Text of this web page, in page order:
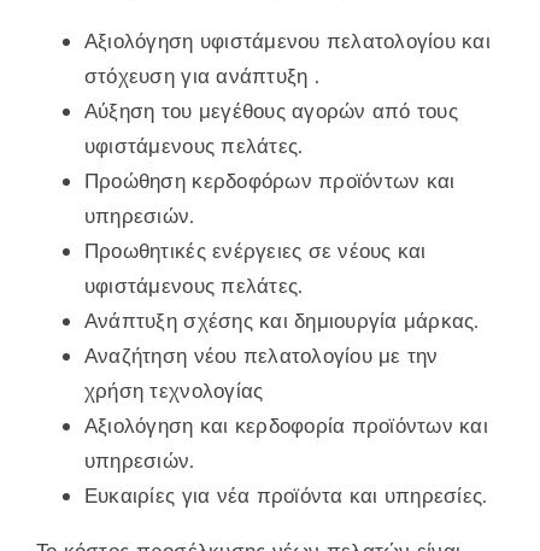
Αξιολόγηση υφιστάμενου πελατολογίου και
στόχευση για ανάπτυξη .
Αύξηση του μεγέθους αγορών από τους
υφιστάμενους πελάτες.
Προώθηση κερδοφόρων προϊόντων και
υπηρεσιών.
Προωθητικές ενέργειες σε νέους και
υφιστάμενους πελάτες.
Ανάπτυξη σχέσης και δημιουργία μάρκας.
Αναζήτηση νέου πελατολογίου με την
χρήση τεχνολογίας
Αξιολόγηση και κερδοφορία προϊόντων και
υπηρεσιών.
Ευκαιρίες για νέα προϊόντα και υπηρεσίες.